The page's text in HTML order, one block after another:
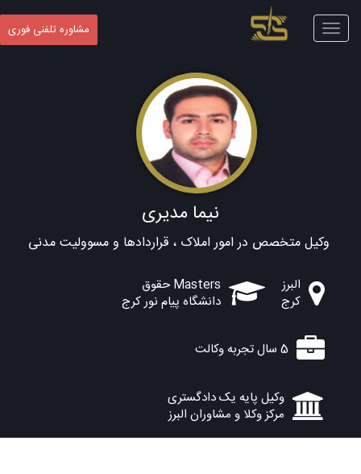
Toggle
navigation
مشاوره تلفنی فوری
نیما مدیری
وکیل متخصص در امور املاک ، قراردادها و مسوولیت مدنی
البرز
کرج
Masters حقوق
دانشگاه پیام نور کرج
5 سال تجربه وکالت
وکیل پایه یک دادگستری
مرکز وکلا و مشاوران البرز